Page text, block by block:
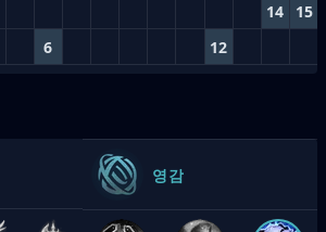
14 15
6 12
영감